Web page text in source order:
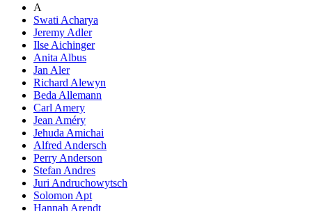
A
Swati Acharya
Jeremy Adler
Ilse Aichinger
Anita Albus
Jan Aler
Richard Alewyn
Beda Allemann
Carl Amery
Jean Améry
Jehuda Amichai
Alfred Andersch
Perry Anderson
Stefan Andres
Juri Andruchowytsch
Solomon Apt
Hannah Arendt